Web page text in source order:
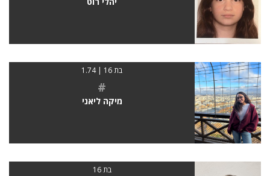
בת 16 | 1.74
#
מיקה ליאני
בת 16